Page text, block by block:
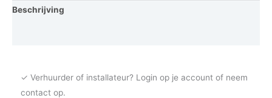
Beschrijving
✓ Verhuurder of installateur? Login op je account of neem
contact op.